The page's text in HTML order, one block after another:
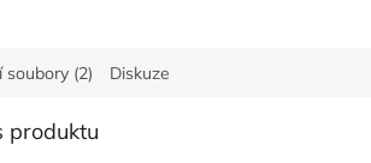
soubory (2) Diskuze
produktu